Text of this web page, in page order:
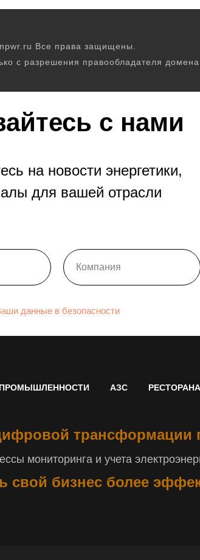
Все права защищены.
с разрешения правообладателя
с нами
на новости энергетики,
для вашей отрасли
данные в безопасности
АЗС
трансформации
мониторинга и учета
свой бизнес более